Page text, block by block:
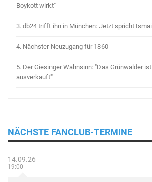
Boykott wirkt"
3. db24 trifft ihn in München: Jetzt spricht
4. Nächster Neuzugang für 1860
5. Der Giesinger Wahnsinn: "Das Grünwalder
ausverkauft"
NÄCHSTE FANCLUB-TERMINE
14.09.26
19:00